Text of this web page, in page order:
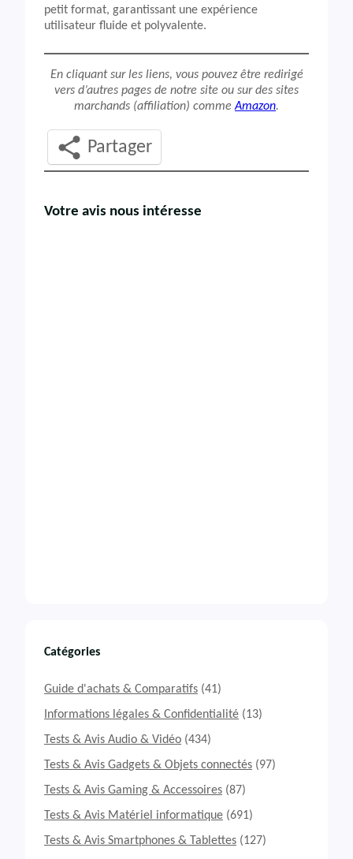
petit format, garantissant une expérience
utilisateur fluide et polyvalente.
En cliquant sur les liens, vous pouvez être redirigé
vers d’autres pages de notre site ou sur des sites
marchands (affiliation) commeAmazon.
Partager
Votre avis nous intéresse
Catégories
Guide d'achats & Comparatifs (41)
Informations légales & Confidentialité (13)
Tests & Avis Audio & Vidéo (434)
Tests & Avis Gadgets & Objets connectés (97)
Tests & Avis Gaming & Accessoires (87)
Tests & Avis Matériel informatique (691)
Tests & Avis Smartphones & Tablettes (127)